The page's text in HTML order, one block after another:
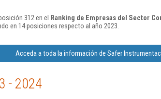
312 en el Ranking de Empresas del Sector
en 14 posiciones respecto al año 2023.
Acceda a toda la información de Safer
- 2024